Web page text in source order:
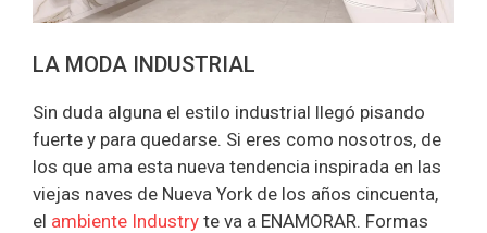
LA MODA INDUSTRIAL
Sin duda alguna el estilo industrial llegó pisando
fuerte y para quedarse. Si eres como nosotros, de
los que ama esta nueva tendencia inspirada en las
viejas naves de Nueva York de los años cincuenta,
el ambiente Industry te va a ENAMORAR. Formas